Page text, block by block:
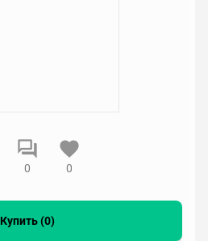
0 0
Купить (0)